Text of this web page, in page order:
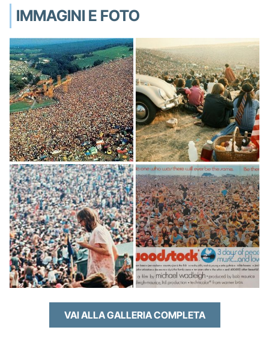
IMMAGINI E FOTO
VAI ALLA GALLERIA COMPLETA